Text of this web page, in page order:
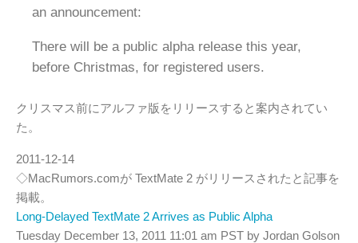
an announcement:
There will be a public alpha release this year,
before Christmas, for registered users.
クリスマス前にアルファ版をリリースすると案内されてい
た。
2011-12-14
◇MacRumors.comが TextMate 2 がリリースされたと記事を
掲載。
Long-Delayed TextMate 2 Arrives as Public Alpha
Tuesday December 13, 2011 11:01 am PST by Jordan Golson